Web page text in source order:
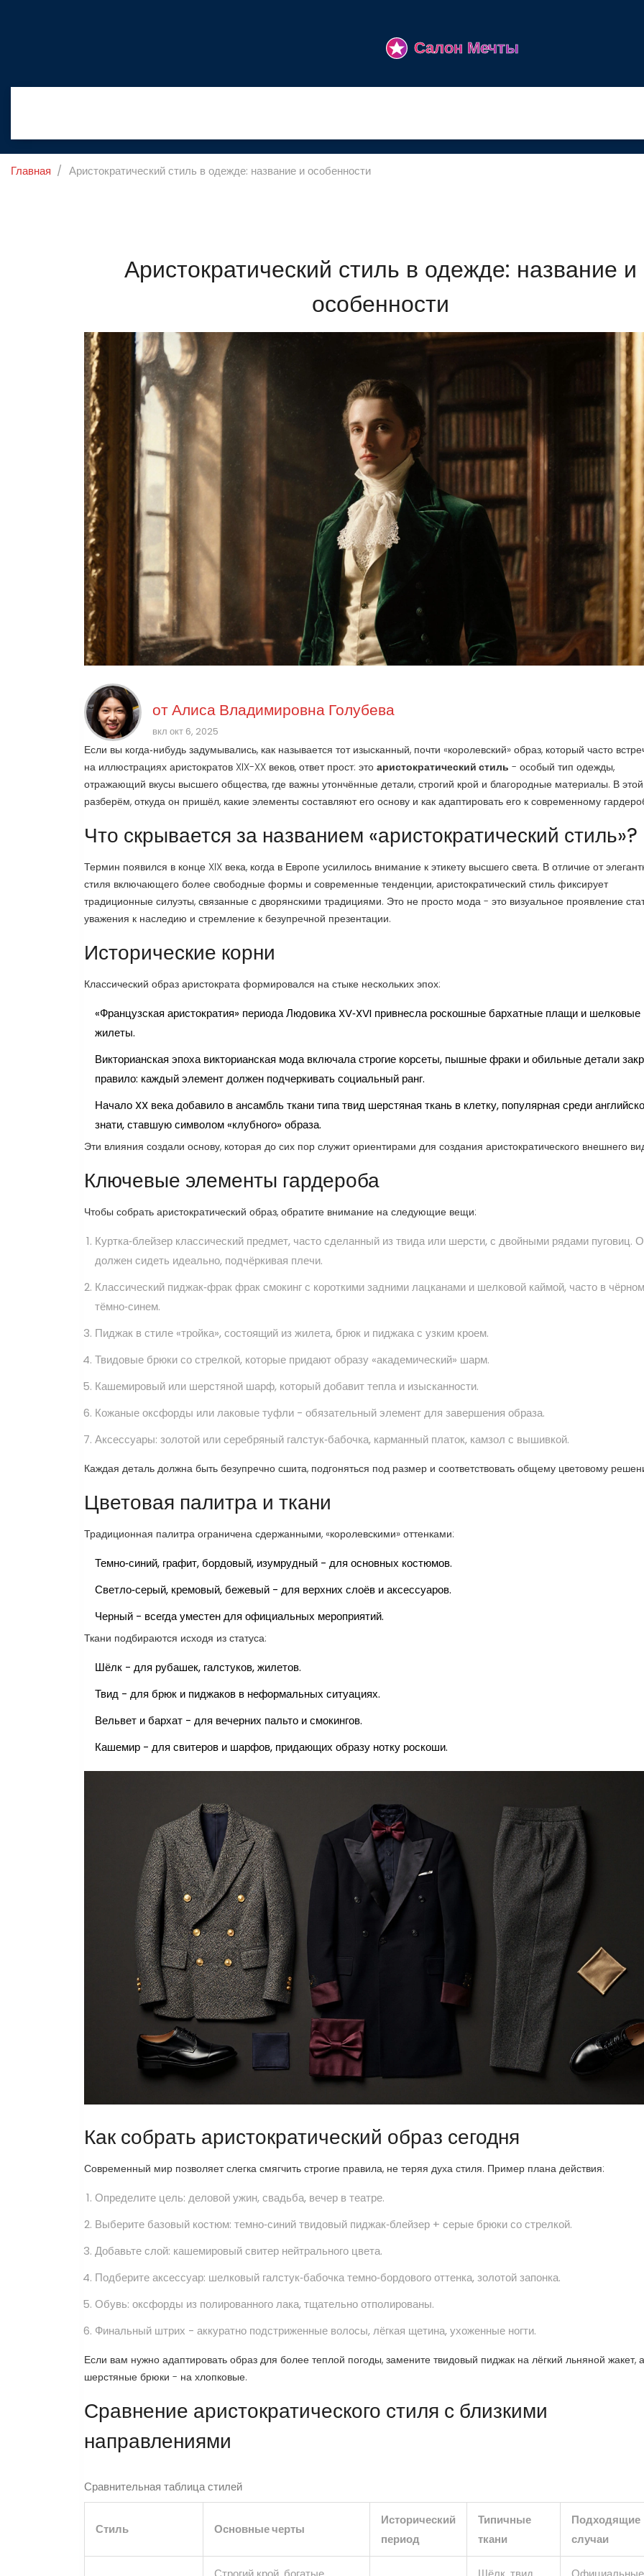
Главная Аристократический стиль в одежде: название и особенности
Аристократический стиль в одежде: название и
особенности
отАлиса Владимировна Голубева
вкл окт 6, 2025
Если вы когда‑нибудь задумывались, как называется тот изысканный, почти «королевский» образ, который часто
на иллюстрациях аристократов XIX-XX веков, ответ прост: это аристократический стиль - особый тип одежды,
отражающий вкусы высшего общества, где важны утончённые детали, строгий крой и благородные материалы. В
разберём, откуда он пришёл, какие элементы составляют его основу и как адаптировать его к современному
Что скрывается за названием «аристократический стиль»?
Термин появился в конце XIX века, когда в Европе усилилось внимание к этикету высшего света. В отличие от
стиля включающего более свободные формы и современные тенденции, аристократический стиль фиксирует
традиционные силуэты, связанные с дворянскими традициями. Это не просто мода - это визуальное проявление
уважения к наследию и стремление к безупречной презентации.
Исторические корни
Классический образ аристократа формировался на стыке нескольких эпох:
«Французская аристократия» периода Людовика XV‑XVI привнесла роскошные бархатные плащи и шелковые
жилеты.
Викторианская эпохавикторианская мода включала строгие корсеты, пышные фраки и обильные детали
правило: каждый элемент должен подчеркивать социальный ранг.
Начало XX века добавило в ансамбль ткани типатвид шерстяная ткань в клетку, популярная среди
знати, ставшую символом «клубного» образа.
Эти влияния создали основу, которая до сих пор служит ориентирами для создания аристократического внешнего
Ключевые элементы гардероба
Чтобы собрать аристократический образ, обратите внимание на следующие вещи:
Куртка‑блейзер классический предмет, часто сделанный из твида или шерсти, с двойными рядами пуговиц.
должен сидеть идеально, подчёркивая плечи.
Классический пиджак‑фракфраксмокинг с короткими задними лацканами и шелковой каймой, часто в
тёмно‑синем.
Пиджак в стиле «тройка», состоящий из жилета, брюк и пиджака с узким кроем.
Твидовые брюки со стрелкой, которые придают образу «академический» шарм.
Кашемировый или шерстяной шарф, который добавит тепла и изысканности.
Кожаные оксфорды или лаковые туфли - обязательный элемент для завершения образа.
Аксессуары: золотой или серебряный галстук‑бабочка, карманный платок, камзол с вышивкой.
Каждая деталь должна быть безупречно сшита, подгоняться под размер и соответствовать общему цветовому
Цветовая палитра и ткани
Традиционная палитра ограничена сдержанными, «королевскими» оттенками:
Темно‑синий, графит, бордовый, изумрудный - для основных костюмов.
Светло‑серый, кремовый, бежевый - для верхних слоёв и аксессуаров.
Черный - всегда уместен для официальных мероприятий.
Ткани подбираются исходя из статуса:
Шёлк - для рубашек, галстуков, жилетов.
Твид - для брюк и пиджаков в неформальных ситуациях.
Вельвет и бархат - для вечерних пальто и смокингов.
Кашемир - для свитеров и шарфов, придающих образу нотку роскоши.
Как собрать аристократический образ сегодня
Современный мир позволяет слегка смягчить строгие правила, не теряя духа стиля. Пример плана действия:
Определите цель: деловой ужин, свадьба, вечер в театре.
Выберите базовый костюм: темно‑синий твидовый пиджак‑блейзер + серые брюки со стрелкой.
Добавьте слой: кашемировый свитер нейтрального цвета.
Подберите аксессуар: шелковый галстук‑бабочка темно‑бордового оттенка, золотой запонка.
Обувь: оксфорды из полированного лака, тщательно отполированы.
Финальный штрих - аккуратно подстриженные волосы, лёгкая щетина, ухоженные ногти.
Если вам нужно адаптировать образ для более теплой погоды, замените твидовый пиджак на лёгкий льняной жакет, а
шерстяные брюки - на хлопковые.
Сравнение аристократического стиля с близкими
направлениями
Сравнительная таблица стилей
Стиль Основные черты
Исторический
период
Типичные
ткани
Подходящие
случаи